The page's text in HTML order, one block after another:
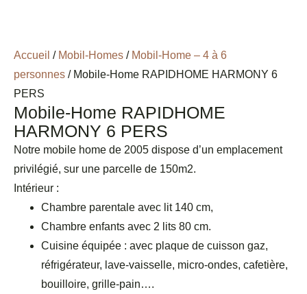
Accueil / Mobil-Homes / Mobil-Home – 4 à 6
personnes / Mobile-Home RAPIDHOME HARMONY 6
PERS
Mobile-Home RAPIDHOME
HARMONY 6 PERS
Notre mobile home de 2005 dispose d’un emplacement
privilégié, sur une parcelle de 150m2.
Intérieur :
Chambre parentale avec lit 140 cm,
Chambre enfants avec 2 lits 80 cm.
Cuisine équipée : avec plaque de cuisson gaz,
réfrigérateur, lave-vaisselle, micro-ondes, cafetière,
bouilloire, grille-pain….